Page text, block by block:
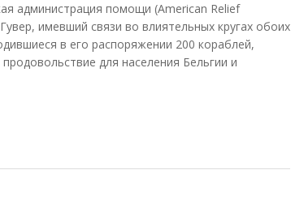
администрация помощи (American Relief
имевший связи во влиятельных кругах обоих
в его распоряжении 200 кораблей,
для населения Бельгии и